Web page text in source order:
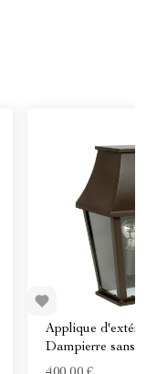
Applique
Dampierre sans